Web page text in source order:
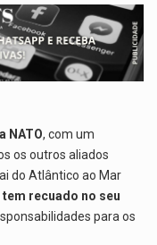
NATO, com um
os outros aliados
do Atlântico ao Mar
recuado no seu
para os